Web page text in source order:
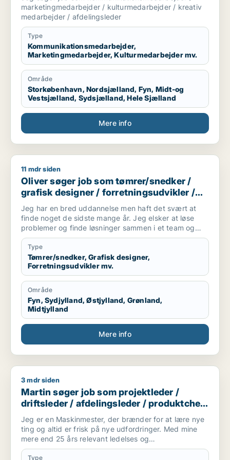
kulturmedarbejder / kreativ medarbejder /
afdelingsleder
marketingmedarbejder / kulturmedarbejder / kreativ
medarbejder / afdelingsleder
Type
Kommunikationsmedarbejder,
Marketingmedarbejder, Kulturmedarbejder mv.
Område
Storkøbenhavn, Nordsjælland, Fyn, Midt-og
Vestsjælland, Sydsjælland, Hele Sjælland
Mere info
Oliver søger job som tømrer/snedker / grafisk designer /
11 mdr siden
Oliver søger job som tømrer/snedker /
grafisk designer / forretningsudvikler /
kreativ medarbejder / driftsleder
Jeg har en bred uddannelse men haft det svært at
finde noget de sidste mange år. Jeg elsker at løse
problemer og finde løsninger sammen i et team og
alene.
Jeg er akademisk men også hands on (ingeniør og
snedker). Jeg har laved forskellige tømre arbejde
privat, arbejder forskellige produktions virksomheder,
kan bruge mine hænder, læse og laver tekniske
tegninger. Godt til at skitsere ideer, visualiserer,
kommunikation i 7 sproget. Elsker at hjælpe og lede
mennesker. Innovation eller prototype udvikling fra
Idee til produktion er interessant hvor man også skal
bruger sine hænder. Nye tekknologier some AI/KI.
Internationale virksomheder.
Type
Tømrer/snedker, Grafisk designer,
Forretningsudvikler mv.
Område
Fyn, Sydjylland, Østjylland, Grønland,
Midtjylland
Mere info
Martin søger job som projektleder / driftsleder /
3 mdr siden
Martin søger job som projektleder /
driftsleder / afdelingsleder / produktchef
/ maskintekniker
Jeg er en Maskinmester, der brænder for at lære nye
ting og altid er frisk på nye udfordringer. Med mine
mere end 25 års relevant ledelses og
Projektledererfaringer, fra forskellige jobs som
maskinmester, og maskinchef til vands og til lands.
Type